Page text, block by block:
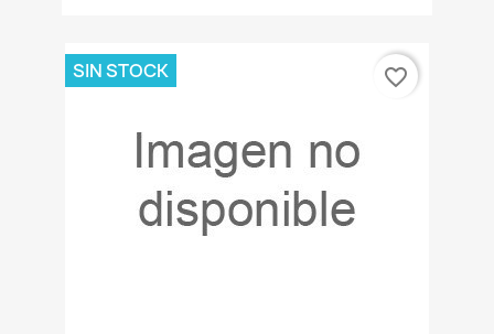
SIN STOCK favorite_border